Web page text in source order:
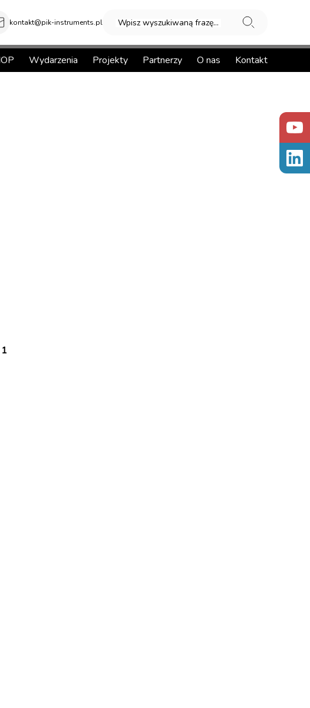
kontakt@pik-instruments.pl Wpisz wyszukiwaną frazę...
Wydarzenia Projekty Partnerzy O nas Kontakt
1